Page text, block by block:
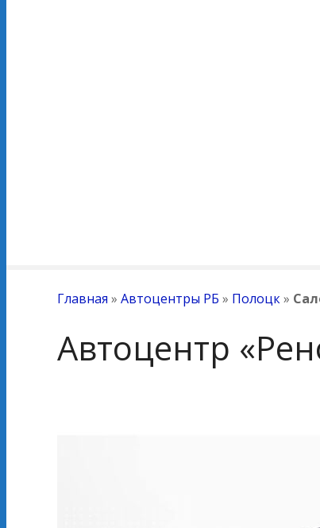
Главная » Автоцентры РБ » Полоцк»
Автоцентр